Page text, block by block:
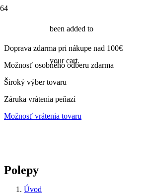
been added to
your cart.
Doprava zdarma pri nákupe nad 100€
Možnosť osobného odberu zdarma
Široký výber tovaru
Záruka vrátenia peňazí
Možnosť vrátenia tovaru
Polepy
Úvod